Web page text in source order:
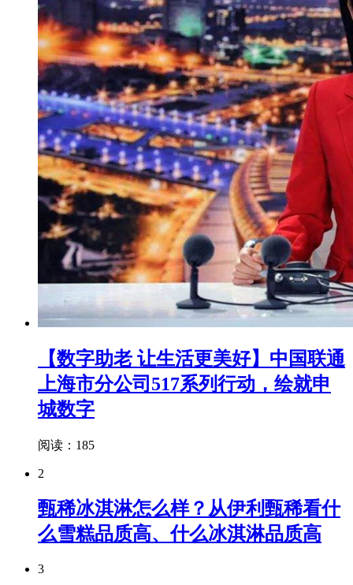
【数字助老 让生活更美好】中国联通
上海市分公司517系列行动，绘就申
城数字
阅读：185
2
甄稀冰淇淋怎么样？从伊利甄稀看什
么雪糕品质高、什么冰淇淋品质高
3